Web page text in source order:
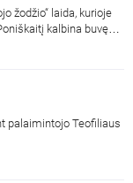
žodžio“ laida, kurioje
kalbina buvęs
Saulius
palaimintojo Teofiliaus